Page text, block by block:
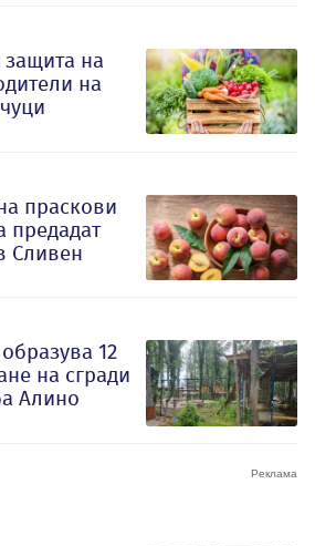
на
на
праскови
предадат
Сливен
12
на сгради
Алино